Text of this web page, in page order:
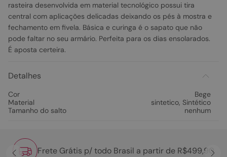
rasteira desenvolvida em material tecnológico possui tira
central com aplicações delicadas deixando os pés à mostra e
fechamento em fivela. Básica e curinga é o sapato que não
pode faltar no seu armário. Perfeita para os dias ensolarados.
É aposta certeira.
Detalhes
Cor
Bege
Material
sintetico, Sintético
Tamanho do salto
nenhum
Frete Grátis p/ todo Brasil a partir de R$499,90